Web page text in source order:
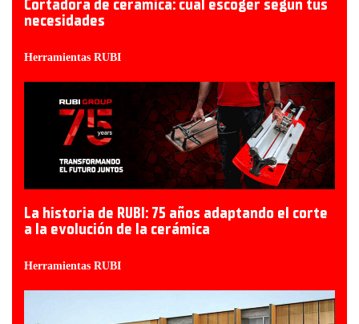
Cortadora de cerámica: cuál escoger según tus
necesidades
Herramientas RUBI
La historia de RUBI: 75 años adaptando el corte
a la evolución de la cerámica
Herramientas RUBI